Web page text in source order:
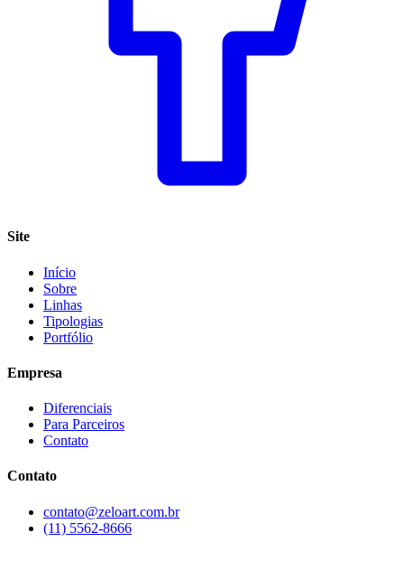
Site
Início
Sobre
Linhas
Tipologias
Portfólio
Empresa
Diferenciais
Para Parceiros
Contato
Contato
contato@zeloart.com.br
(11) 5562-8666